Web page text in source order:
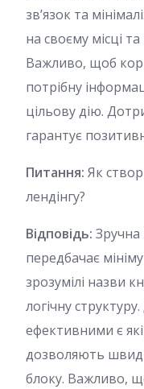
зв’язок та
на своєму місці
Важливо, щоб
потрібну
цільову дію.
гарантує
Питання: Як
лендінгу?
Відповідь: Зручна
передбачає
зрозумілі назви
логічну
ефективними є
дозволяють
блоку. Важливо,